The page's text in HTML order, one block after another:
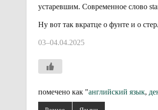
устаревшим. Современное слово
Ну вот так вкратце о фунте и о
03–04.04.2025
помечено как "английский язык,